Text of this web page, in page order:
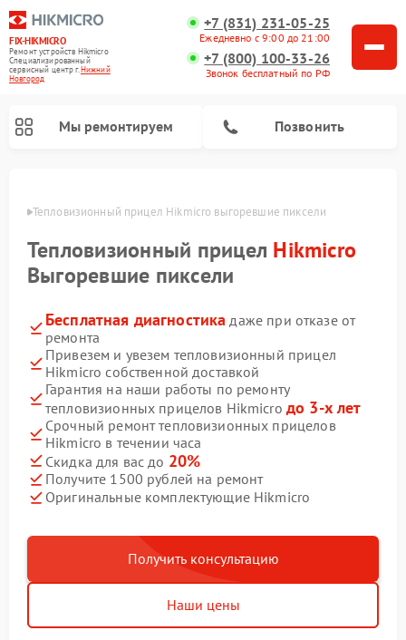
FIX-HIKMICRO
Ремонт устройств Hikmicro
Специализированный
cервисный центр г.Нижний
Новгород
+7 (831) 231-05-25
Ежедневно с 9:00 до 21:00
+7 (800) 100-33-26
Звонок бесплатный по РФ
Мы ремонтируем Позвонить
Тепловизионный прицел Hikmicro выгоревшие пиксели
Тепловизионный прицел Hikmicro
Выгоревшие пиксели
Бесплатная диагностика даже при отказе от
ремонта
Привезем и увезем тепловизионный прицел
Hikmicro собственной доставкой
Гарантия на наши работы по ремонту
тепловизионных прицелов Hikmicro до 3-х лет
Срочный ремонт тепловизионных прицелов
Hikmicro в течении часа
Скидка для вас до 20%
Получите 1500 рублей на ремонт
Оригинальные комплектующие Hikmicro
Получить консультацию
Наши цены